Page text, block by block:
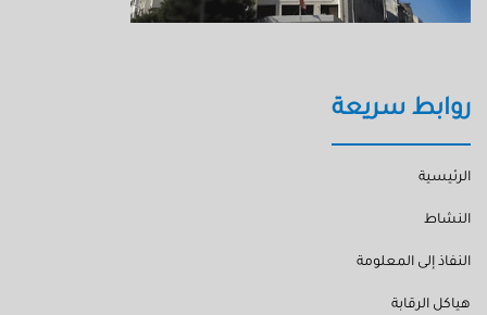
روابط سريعة
الرئيسية
النشاط
النفاذ إلى المعلومة
هياكل الرقابة